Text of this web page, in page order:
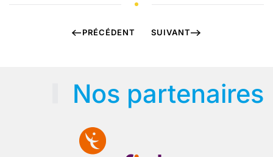
PRÉCÉDENT SUIVANT
Nos partenaires